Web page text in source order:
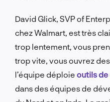
David Glick, SVP of
chez Walmart, est très
trop lentement, vous
trop vite, vous ouvrez
l’équipe déploie outils de
dans des équipes de